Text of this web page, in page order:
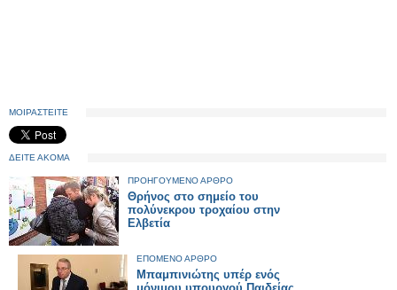
ΜΟΙΡΑΣΤΕΙΤΕ
ΔΕΙΤΕ ΑΚΟΜΑ
ΠΡΟΗΓΟΥΜΕΝΟ ΑΡΘΡΟ
Θρήνος στο σημείο του
πολύνεκρου τροχαίου στην
Ελβετία
ΕΠΟΜΕΝΟ ΑΡΘΡΟ
Μπαμπινιώτης υπέρ ενός